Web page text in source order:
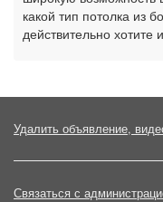
какой тип потолка из
действительно хотите
Удалить объявление,
Связаться с